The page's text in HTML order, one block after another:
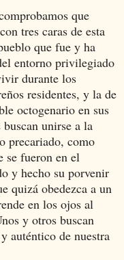
que
tres caras de esta
que fue y ha
entorno privilegiado
durante los
residentes, y la de
octogenario en sus
unirse a la
precariado, como
se fueron en el
y hecho su porvenir
quizá obedezca a un
en los ojos al
y otros buscan
auténtico de nuestra